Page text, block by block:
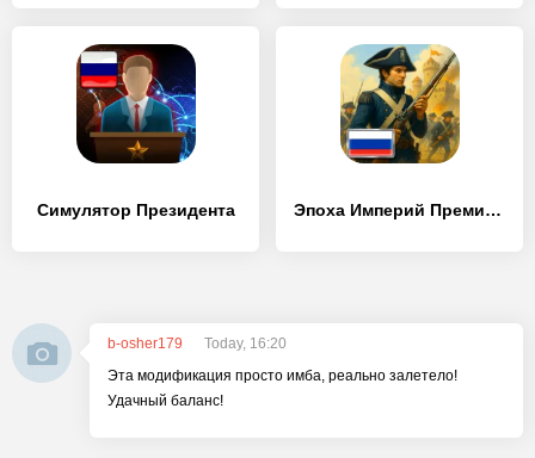
Симулятор Президента Эпоха Империй Премиум
b-osher179
Today, 16:20
Эта модификация просто имба, реально залетело!
Удачный баланс!